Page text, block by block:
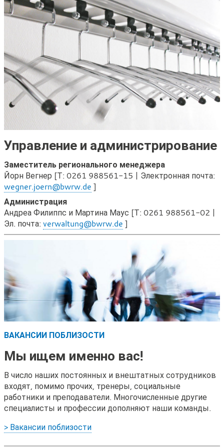
Управление и администрирование
Заместитель регионального менеджера
Йорн Вегнер [Т: 0261 988561-15 | Электронная почта:
wegner.joern@bwrw.de ]
Администрация
Андреа Филиппс и Мартина Маус [Т: 0261 988561-02 |
Эл. почта: verwaltung@bwrw.de ]
ВАКАНСИИ ПОБЛИЗОСТИ
Мы ищем именно вас!
В число наших постоянных и внештатных сотрудников
входят, помимо прочих, тренеры, социальные
работники и преподаватели. Многочисленные другие
специалисты и профессии дополняют наши команды.
> Вакансии поблизости